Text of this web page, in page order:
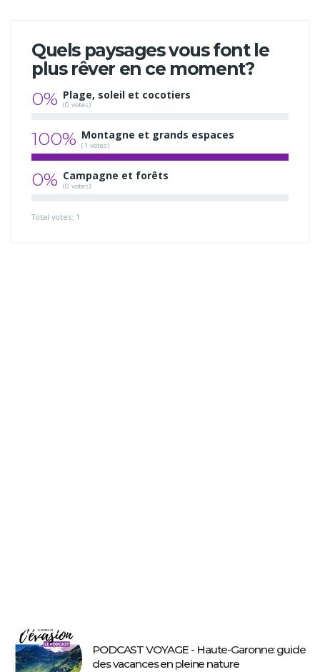
Quels paysages vous font le
plus rêver en ce moment?
0% Plage, soleil et cocotiers
(0 votes)
100% Montagne et grands espaces
(1 votes)
0% Campagne et forêts
(0 votes)
Total votes: 1
PODCAST VOYAGE - Haute-Garonne: guide
des vacances en pleine nature